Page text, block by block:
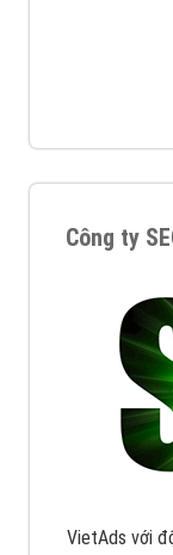
Công ty
VietAds với